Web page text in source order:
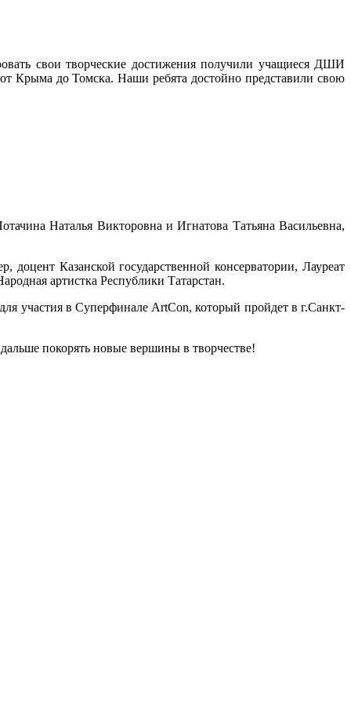
свои творческие достижения получили учащиеся ДШИ
Крыма до Томска. Наши ребята достойно представили свою
Наталья Викторовна и Игнатова Татьяна Васильевна,
Казанской государственной консерватории, Лауреат
артистка Республики Татарстан.
участия в Суперфинале ArtCon, который пройдет в г.Санкт-
покорять новые вершины в творчестве!